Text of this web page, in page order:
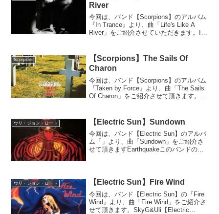
River
今回は、バンド【Scorpions】のアルバム
『In Trance』より、曲「Life's Like A
River」をご紹介させていただきます。In
Scorpions
【Scorpions】The Sails Of
Charon
今回は、バンド【Scorpions】のアルバム
『Taken by Force』より、曲「The Sails
Of Charon」をご紹介させて頂きます。
ル...
ウリ・ジョン・ロート 【Electric Sun】Sundown
今回は、バンド【Electric Sun】のアルバ
ム「」より、曲「Sundown」をご紹介さ
せて頂きますEarthquakeこのバンドのリ
ウリ・ジョン・ロート 【Electric Sun】Fire Wind
今回は、バンド【Electric Sun】の『Fire
Wind』より、曲「Fire Wind」をご紹介さ
せて頂きます。SkyG&Uli【Electric